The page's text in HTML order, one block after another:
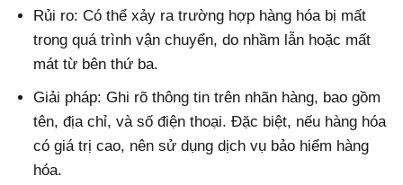
Rủi ro: Có thể xảy ra trường hợp hàng hóa bị mất
trong quá trình vận chuyển, do nhầm lẫn hoặc mất
mát từ bên thứ ba.
Giải pháp: Ghi rõ thông tin trên nhãn hàng, bao gồm
tên, địa chỉ, và số điện thoại. Đặc biệt, nếu hàng hóa
có giá trị cao, nên sử dụng dịch vụ bảo hiểm hàng
hóa.